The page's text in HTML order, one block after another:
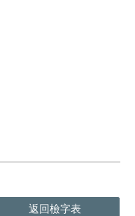
返回檢字表